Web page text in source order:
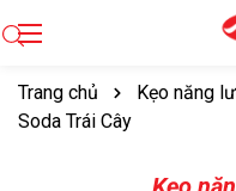
Trang chủ Kẹo năng
Soda Trái Cây